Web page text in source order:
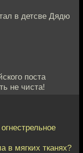
в детсве Дядю
поста
не чиста!
в мягких тканях?